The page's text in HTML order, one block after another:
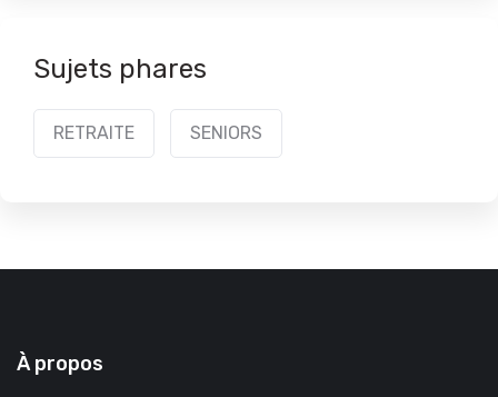
Sujets phares
RETRAITE SENIORS
À propos